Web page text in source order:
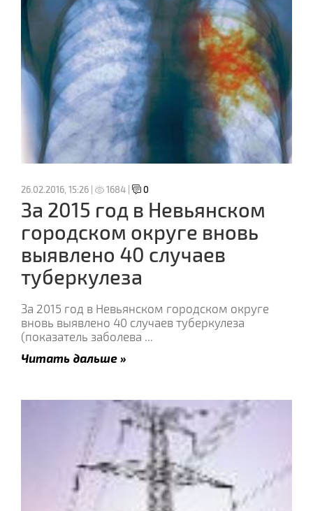
26.02.2016, 15:26 | 1684 | 0
За 2015 год в Невьянском
городском округе вновь
выявлено 40 случаев
туберкулеза
За 2015 год в Невьянском городском округе
вновь выявлено 40 случаев туберкулеза
(показатель заболева ...
Читать дальше »